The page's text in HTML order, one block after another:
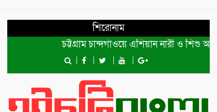
শিরোনাম
চট্টগ্রাম চান্দগাঁওয়ে এশিয়ান নারী ও শিশু